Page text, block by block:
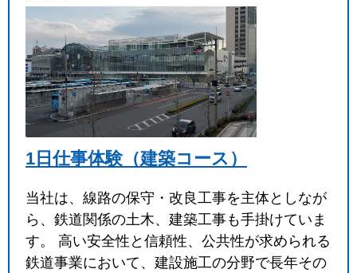
1日仕事体験（建築コース）
当社は、線路の保守・改良工事を主体としなが
ら、鉄道関係の土木、建築工事も手掛けていま
す。 高い安全性と信頼性、公共性が求められる
鉄道事業において、建設施工の分野で長年その